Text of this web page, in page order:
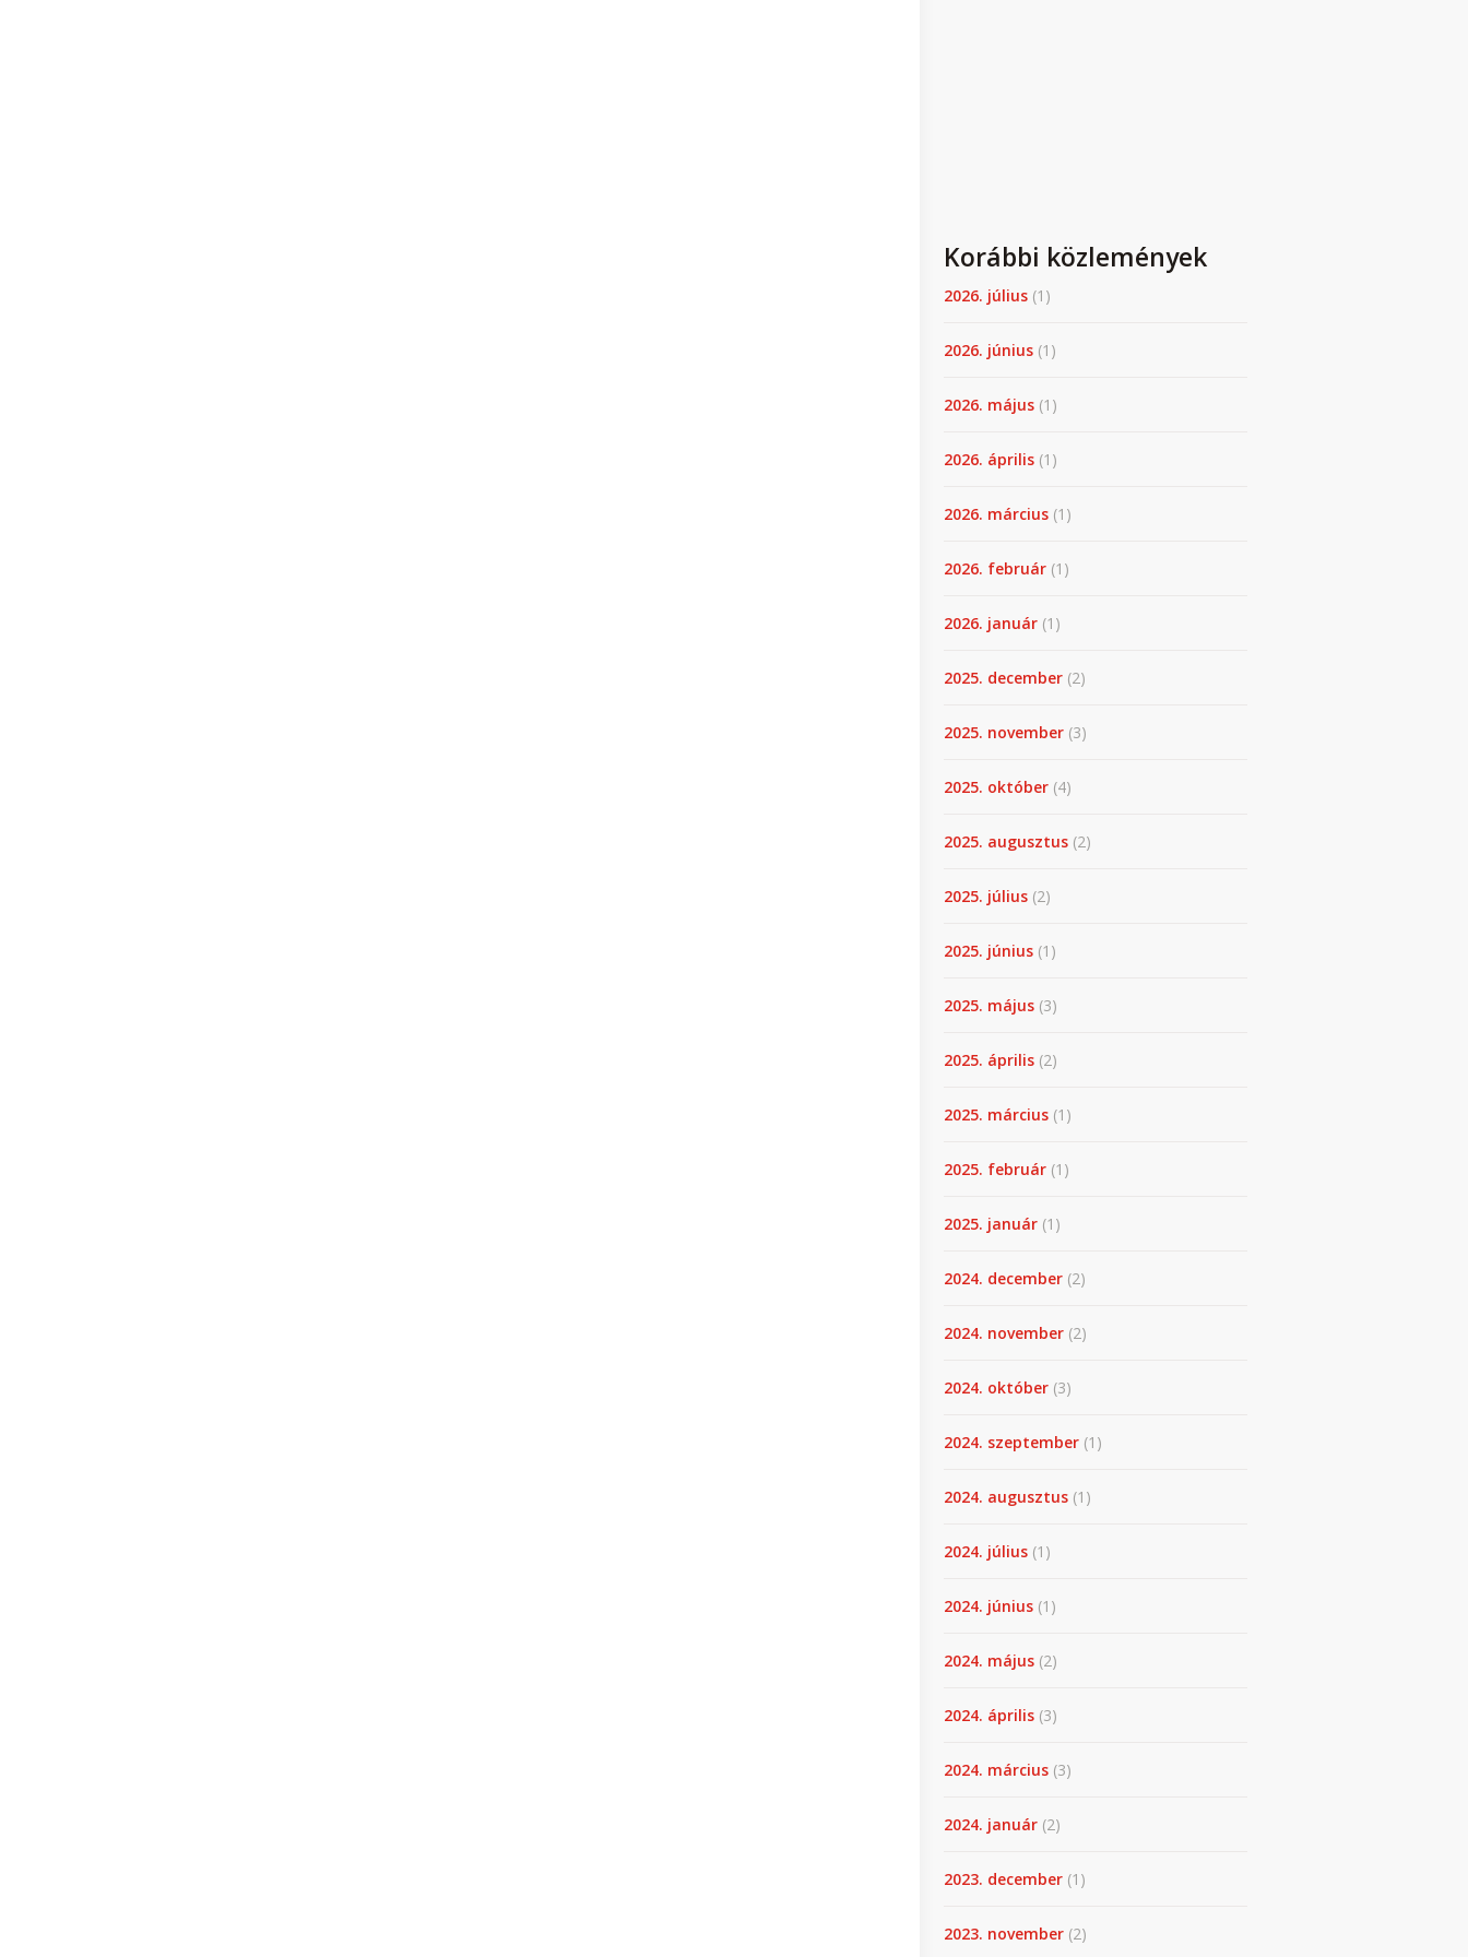
Korábbi közlemények
2026. július (1)
2026. június (1)
2026. május (1)
2026. április (1)
2026. március (1)
2026. február (1)
2026. január (1)
2025. december (2)
2025. november (3)
2025. október (4)
2025. augusztus (2)
2025. július (2)
2025. június (1)
2025. május (3)
2025. április (2)
2025. március (1)
2025. február (1)
2025. január (1)
2024. december (2)
2024. november (2)
2024. október (3)
2024. szeptember (1)
2024. augusztus (1)
2024. július (1)
2024. június (1)
2024. május (2)
2024. április (3)
2024. március (3)
2024. január (2)
2023. december (1)
2023. november (2)